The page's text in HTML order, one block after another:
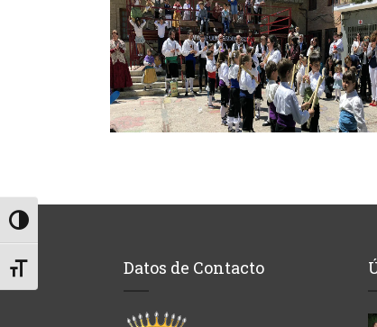
Alternar alto contraste
Alternar tamaño de letraDatos de Contacto